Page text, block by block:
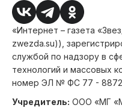
«Интернет – газета
zwezda.su)),
службой по надзору в
технологий и массовых
номер ЭЛ № ФС 77 -
Учредитель: ООО «МГ